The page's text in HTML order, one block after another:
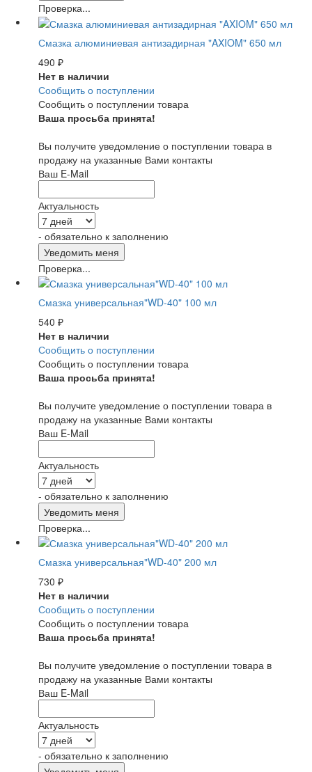
Проверка...
Смазка алюминиевая антизадирная "AXIOM" 650 мл
490 ₽
Нет в наличии
Сообщить о поступлении
Сообщить о поступлении товара
Ваша просьба принята!
Вы получите уведомление о поступлении товара в
продажу на указанные Вами контакты
Ваш E-Mail
Актуальность
- обязательно к заполнению
Проверка...
Смазка универсальная"WD-40" 100 мл
540 ₽
Нет в наличии
Сообщить о поступлении
Сообщить о поступлении товара
Ваша просьба принята!
Вы получите уведомление о поступлении товара в
продажу на указанные Вами контакты
Ваш E-Mail
Актуальность
- обязательно к заполнению
Проверка...
Смазка универсальная"WD-40" 200 мл
730 ₽
Нет в наличии
Сообщить о поступлении
Сообщить о поступлении товара
Ваша просьба принята!
Вы получите уведомление о поступлении товара в
продажу на указанные Вами контакты
Ваш E-Mail
Актуальность
- обязательно к заполнению